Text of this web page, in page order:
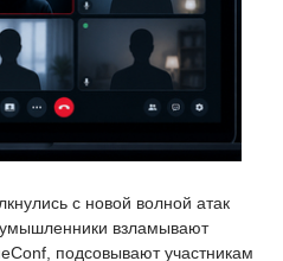
с новой волной атак
взламывают
подсовывают участникам